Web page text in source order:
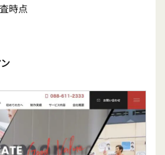
時点